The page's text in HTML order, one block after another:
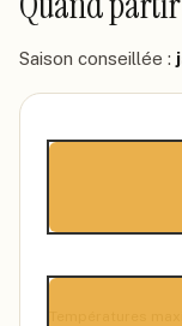
Saison conseillée :